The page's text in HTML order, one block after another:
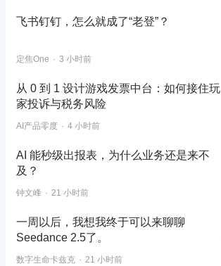
飞书钉钉，怎么就成了“老登”？
定焦One 3 小时前
从 0 到 1 设计游戏发票中台：如何接住玩
家投诉与税务风险
AI产品零度 4 小时前
AI 能秒级出报表，为什么业务还是来不
及？
钟文峰 21 小时前
一周以后，我想我终于可以来聊聊
Seedance 2.5了。
数字生命卡兹克 21 小时前